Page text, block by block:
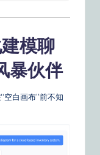
模聊
暴伙伴
空白画布”前不知